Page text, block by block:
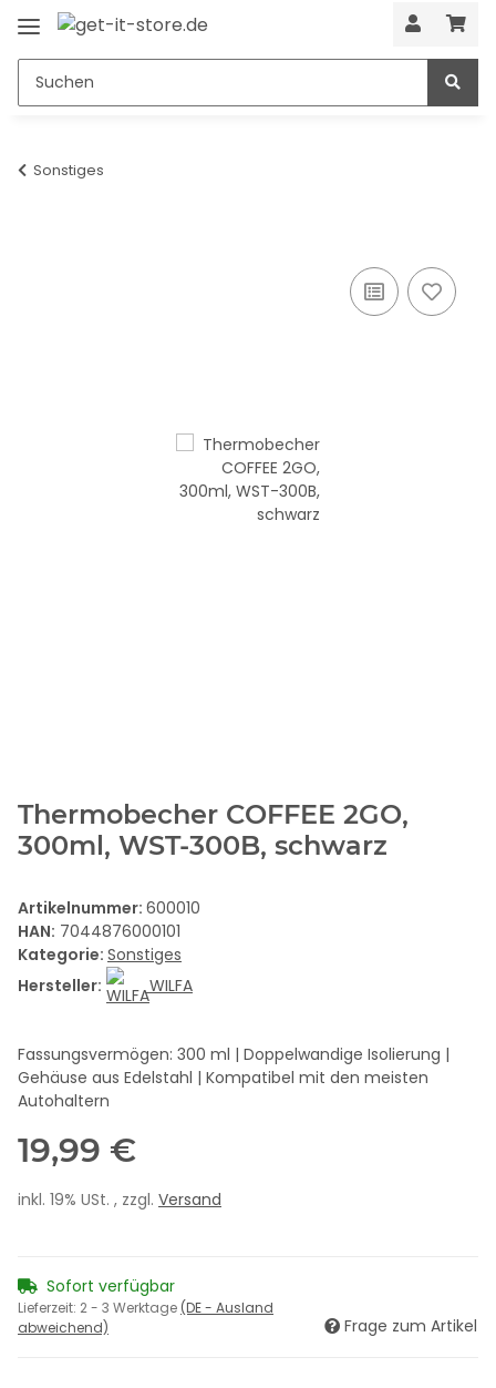
Sonstiges
Thermobecher COFFEE 2GO,
300ml, WST-300B, schwarz
Artikelnummer: 600010
HAN: 7044876000101
Kategorie: Sonstiges
Hersteller:
WILFA
Fassungsvermögen: 300 ml | Doppelwandige Isolierung |
Gehäuse aus Edelstahl | Kompatibel mit den meisten
Autohaltern
19,99 €
inkl. 19% USt. , zzgl. Versand
Sofort verfügbar
Lieferzeit: 2 - 3 Werktage (DE - Ausland
abweichend)
Frage zum Artikel